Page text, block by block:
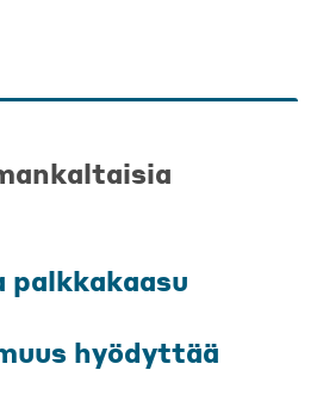
palkkakaasu
hyödyttää